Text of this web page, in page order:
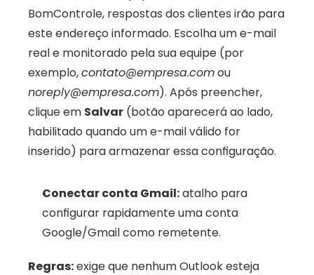
BomControle, respostas dos clientes irão para
este endereço informado. Escolha um e-mail
real e monitorado pela sua equipe (por
exemplo, contato@empresa.com
noreply@empresa.com). Após preencher,
clique em Salvar (botão aparecerá ao lado,
habilitado quando um e-mail válido for
inserido) para armazenar essa configuração.
Conectar conta Gmail: atalho para
configurar rapidamente uma conta
Google/Gmail como remetente.
Regras: exige que nenhum Outlook esteja